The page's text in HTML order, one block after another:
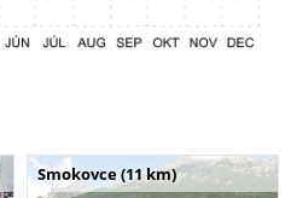
Smokovce (11 km)